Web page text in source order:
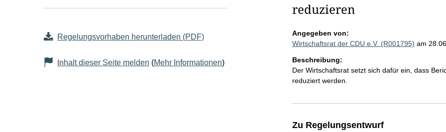
Regelungsvorhaben herunterladen (PDF)
Inhalt dieser Seite melden (Mehr Informationen)
reduzieren
Angegeben von:
Wirtschaftsrat der CDU e.V. (R001795) am
Beschreibung:
Der Wirtschaftsrat setzt sich dafür ein, dass
reduziert werden.
Zu Regelungsentwurf